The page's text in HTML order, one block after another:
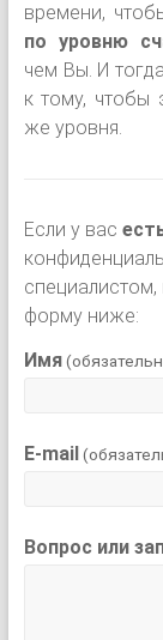
времени,
по уровню
чем Вы. И
к тому, чтобы
же уровня.
Если у вас
форму ниже:
Имя
E-mail
Вопрос или